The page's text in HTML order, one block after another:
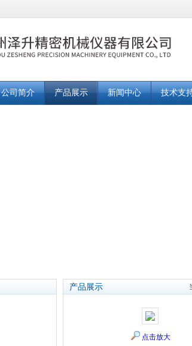
公司简介 产品展示 新闻中心 技术支
产品展示
点击放大